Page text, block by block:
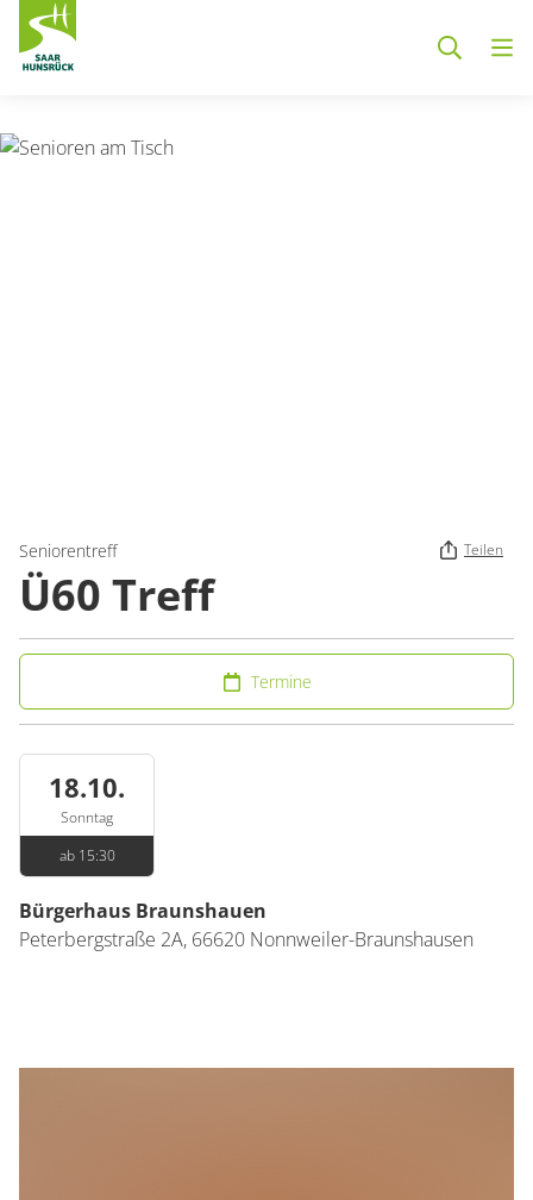
Seniorentreff Teilen
Ü60 Treff
Termine
18.10.
Sonntag
ab 15:30
Bürgerhaus Braunshauen
Peterbergstraße 2A, 66620 Nonnweiler-Braunshausen